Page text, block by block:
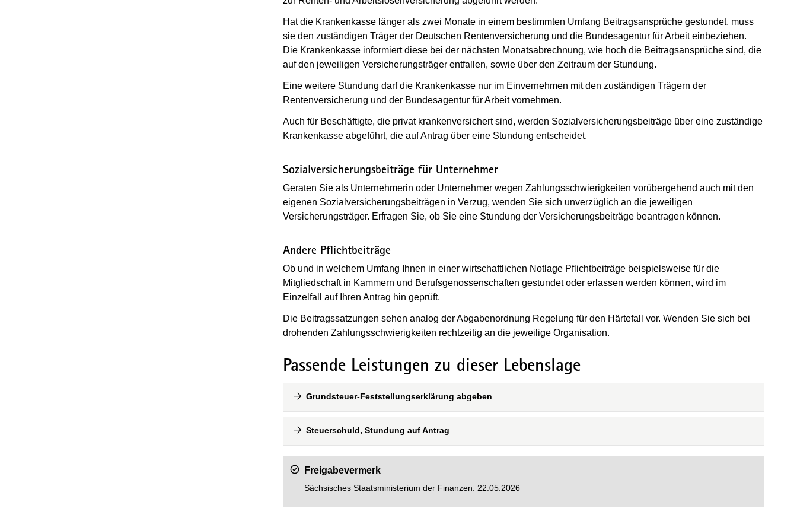
Hat die Krankenkasse länger als zwei Monate in einem bestimmten Umfang Beitragsansprüche gestundet, muss
sie den zuständigen Träger der Deutschen Rentenversicherung und die Bundesagentur für Arbeit einbeziehen.
Die Krankenkasse informiert diese bei der nächsten Monatsabrechnung, wie hoch die Beitragsansprüche sind, die
auf den jeweiligen Versicherungsträger entfallen, sowie über den Zeitraum der Stundung.
Eine weitere Stundung darf die Krankenkasse nur im Einvernehmen mit den zuständigen Trägern der
Rentenversicherung und der Bundesagentur für Arbeit vornehmen.
Auch für Beschäftigte, die privat krankenversichert sind, werden Sozialversicherungsbeiträge über eine zuständige
Krankenkasse abgeführt, die auf Antrag über eine Stundung entscheidet.
Sozialversicherungsbeiträge für Unternehmer
Geraten Sie als Unternehmerin oder Unternehmer wegen Zahlungsschwierigkeiten vorübergehend auch mit den
eigenen Sozialversicherungsbeiträgen in Verzug, wenden Sie sich unverzüglich an die jeweiligen
Versicherungsträger. Erfragen Sie, ob Sie eine Stundung der Versicherungsbeiträge beantragen können.
Andere Pflichtbeiträge
Ob und in welchem Umfang Ihnen in einer wirtschaftlichen Notlage Pflichtbeiträge beispielsweise für die
Mitgliedschaft in Kammern und Berufsgenossenschaften gestundet oder erlassen werden können, wird im
Einzelfall auf Ihren Antrag hin geprüft.
Die Beitragssatzungen sehen analog der Abgabenordnung Regelung für den Härtefall vor. Wenden Sie sich bei
drohenden Zahlungsschwierigkeiten rechtzeitig an die jeweilige Organisation.
Passende Leistungen zu dieser Lebenslage
Grundsteuer-Feststellungserklärung abgeben
Steuerschuld, Stundung auf Antrag
Freigabevermerk
Sächsisches Staatsministerium der Finanzen. 22.05.2026